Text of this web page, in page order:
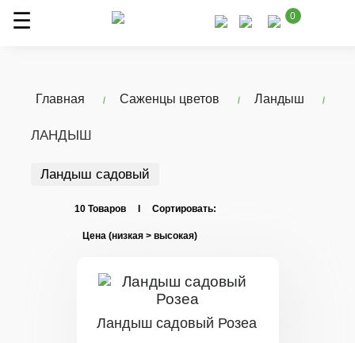
0
Главная Саженцы цветов Ландыш
ЛАНДЫШ
Ландыш садовый
10 Товаров I Сортировать:
Ландыш садовый Розеа